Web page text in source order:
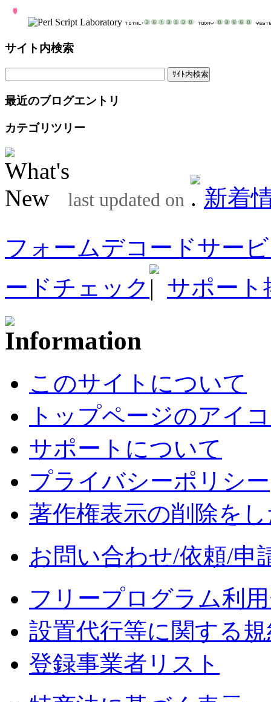
サイト内検索
最近のブログエントリ
カテゴリツリー
last updated on
新着
フォームデコードサー
ードチェック
サポート
このサイトについて
トップページのアイ
サポートについて
プライバシーポリシー
著作権表示の削除を
お問い合わせ/依頼/申
フリープログラム利
設置代行等に関する
登録事業者リスト